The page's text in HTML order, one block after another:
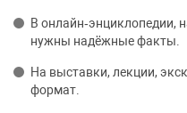
В онлайн‑энциклопедии,
нужны надёжные факты.
На выставки, лекции,
формат.